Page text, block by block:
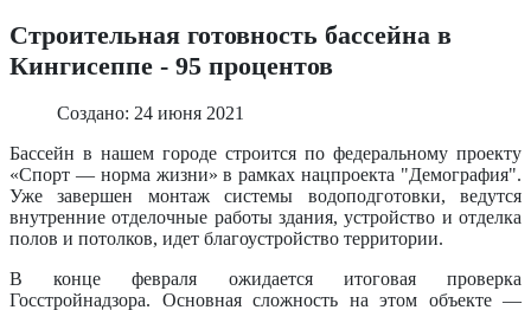
Строительная готовность бассейна в
Кингисеппе - 95 процентов
Создано: 24 июня 2021
Бассейн в нашем городе строится по федеральному проекту
«Спорт — норма жизни» в рамках нацпроекта "Демография".
Уже завершен монтаж системы водоподготовки, ведутся
внутренние отделочные работы здания, устройство и отделка
полов и потолков, идет благоустройство территории.
В конце февраля ожидается итоговая проверка
Госстройнадзора. Основная сложность на этом объекте —